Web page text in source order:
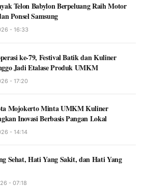
Telon Babylon Berpeluang Raih Motor
Ponsel Samsung
- 16:33
ke-79, Festival Batik dan Kuliner
Jadi Etalase Produk UMKM
- 17:20
Mojokerto Minta UMKM Kuliner
Inovasi Berbasis Pangan Lokal
- 14:14
Sehat, Hati Yang Sakit, dan Hati Yang
- 07:18